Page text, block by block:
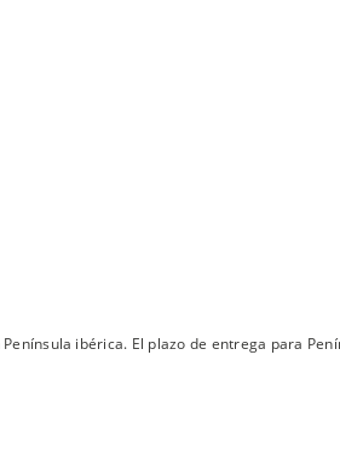
ibérica. El plazo de entrega para